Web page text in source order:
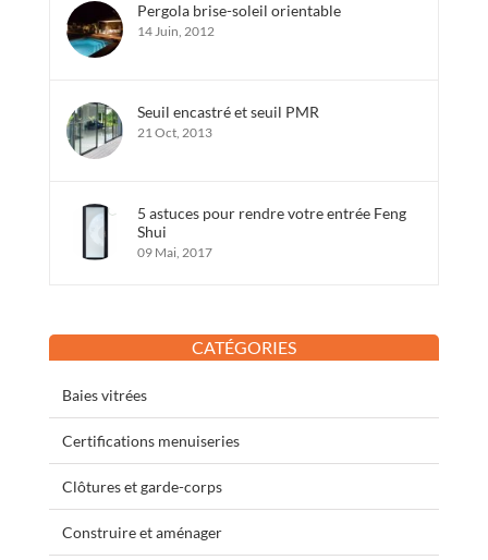
Pergola brise-soleil orientable
14 Juin, 2012
Seuil encastré et seuil PMR
21 Oct, 2013
5 astuces pour rendre votre entrée Feng
Shui
09 Mai, 2017
CATÉGORIES
Baies vitrées
Certifications menuiseries
Clôtures et garde-corps
Construire et aménager